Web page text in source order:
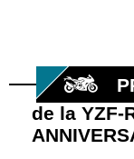
de la YZF-